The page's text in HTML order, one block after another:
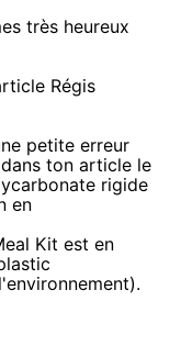
très heureux
Régis
petite erreur
ton article le
rigide
en
Kit est en